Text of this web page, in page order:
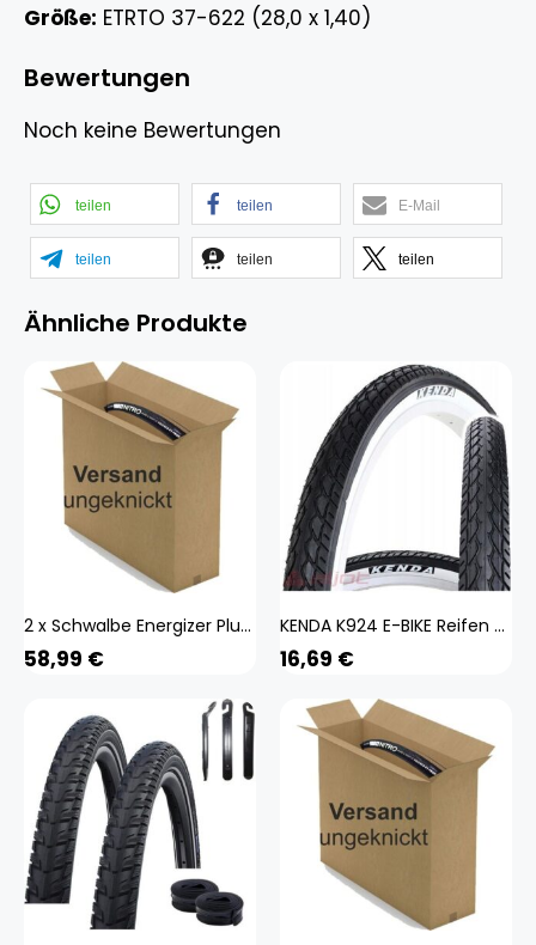
Größe: ETRTO 37-622 (28,0 x 1,40)
Bewertungen
Noch keine Bewertungen
teilen teilen E-Mail
teilen teilen teilen
Ähnliche Produkte
2 x Schwalbe Energizer Plus Tour Performance E-50 Fahrrad E-Bike Reifen Reflex 37-622 (28 x 1,40) inkl. Reifenheber
58,99 €
KENDA K924 E-BIKE Reifen 26x1.75 (47-559) WHITE SIDE
16,69 €